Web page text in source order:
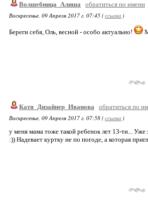
Волшебница_Алиша
обратиться по имени
Воскресенье, 09 Апреля 2017 г. 07:45 (ссылка )
Береги себя, Оль, весной - особо актуально!
Катя_Дизайнер_Иванова
обратиться по
Воскресенье, 09 Апреля 2017 г. 07:58 (ссылка )
у меня мама тоже такой ребенок лет 13-ти...
:)) Надевает куртку не по погоде, а которая